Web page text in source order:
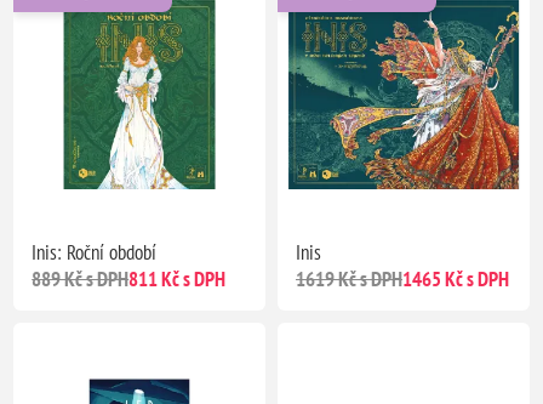
Inis: Roční období
889 Kč s DPH811 Kč s DPH
Inis
1619 Kč s DPH1465 Kč s DPH